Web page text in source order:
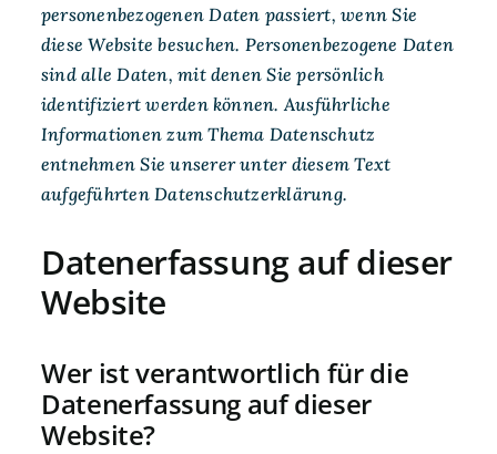
personenbezogenen Daten passiert, wenn Sie
diese Website besuchen. Personenbezogene Daten
sind alle Daten, mit denen Sie persönlich
identifiziert werden können. Ausführliche
Informationen zum Thema Datenschutz
entnehmen Sie unserer unter diesem Text
aufgeführten Datenschutzerklärung.
Datenerfassung auf dieser
Website
Wer ist verantwortlich für die
Datenerfassung auf dieser
Website?